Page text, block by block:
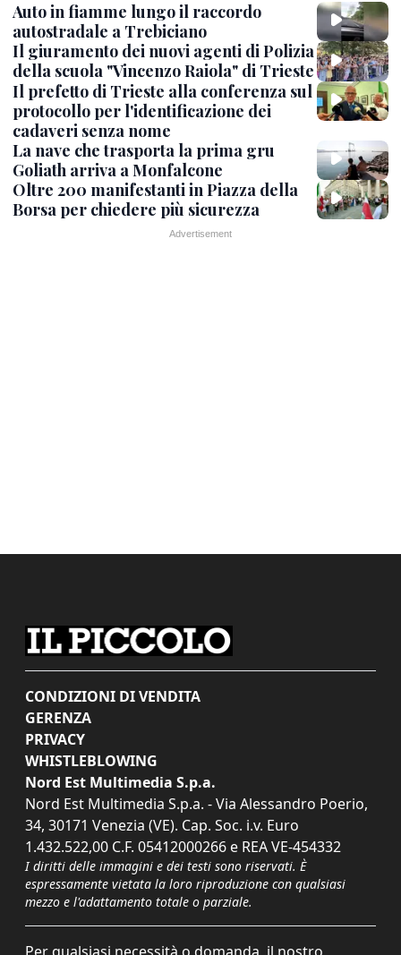
Auto in fiamme lungo il raccordo
autostradale a Trebiciano
Il giuramento dei nuovi agenti di Polizia
della scuola "Vincenzo Raiola" di Trieste
Il prefetto di Trieste alla conferenza sul
protocollo per l'identificazione dei
cadaveri senza nome
La nave che trasporta la prima gru
Goliath arriva a Monfalcone
Oltre 200 manifestanti in Piazza della
Borsa per chiedere più sicurezza
CONDIZIONI DI VENDITA
GERENZA
PRIVACY
WHISTLEBLOWING
Nord Est Multimedia S.p.a.
Nord Est Multimedia S.p.a. - Via Alessandro Poerio,
34, 30171 Venezia (VE). Cap. Soc. i.v. Euro
1.432.522,00 C.F. 05412000266 e REA VE-454332
I diritti delle immagini e dei testi sono riservati. È
espressamente vietata la loro riproduzione con qualsiasi
mezzo e l'adattamento totale o parziale.